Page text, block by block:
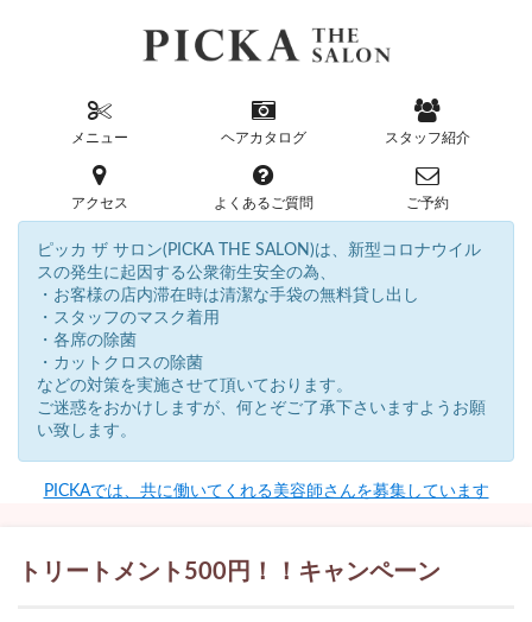
メニュー ヘアカタログ スタッフ紹介
アクセス よくあるご質問 ご予約
ピッカ ザ サロン(PICKA THE SALON)は、新型コロナウイル
スの発生に起因する公衆衛生安全の為、
・お客様の店内滞在時は清潔な手袋の無料貸し出し
・スタッフのマスク着用
・各席の除菌
・カットクロスの除菌
などの対策を実施させて頂いております。
ご迷惑をおかけしますが、何とぞご了承下さいますようお願
い致します。
PICKAでは、共に働いてくれる美容師さんを募集しています
トリートメント500円！！キャンペーン